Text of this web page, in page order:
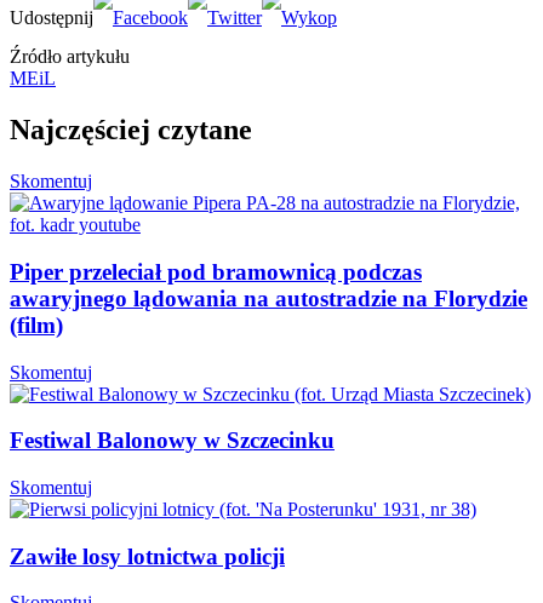
Źródło artykułu
MEiL
Najczęściej czytane
Skomentuj
Piper przeleciał pod bramownicą podczas
awaryjnego lądowania na autostradzie na Florydzie
(film)
Skomentuj
Festiwal Balonowy w Szczecinku
Skomentuj
Zawiłe losy lotnictwa policji